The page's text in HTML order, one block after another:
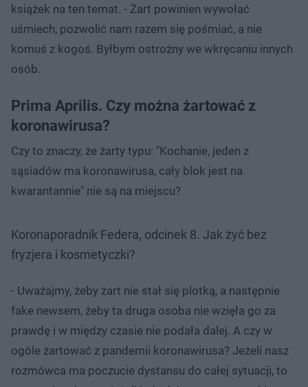
książek na ten temat. - Żart powinien wywołać
uśmiech, pozwolić nam razem się pośmiać, a nie
komuś z kogoś. Byłbym ostrożny we wkręcaniu innych
osób.
Prima Aprilis. Czy można żartować z
koronawirusa?
Czy to znaczy, że żarty typu: "Kochanie, jeden z
sąsiadów ma koronawirusa, cały blok jest na
kwarantannie" nie są na miejscu?
Koronaporadnik Federa, odcinek 8. Jak żyć bez
fryzjera i kosmetyczki?
- Uważajmy, żeby żart nie stał się plotką, a następnie
fake newsem, żeby ta druga osoba nie wzięła go za
prawdę i w między czasie nie podała dalej. A czy w
ogóle żartować z pandemii koronawirusa? Jeżeli nasz
rozmówca ma poczucie dystansu do całej sytuacji, to